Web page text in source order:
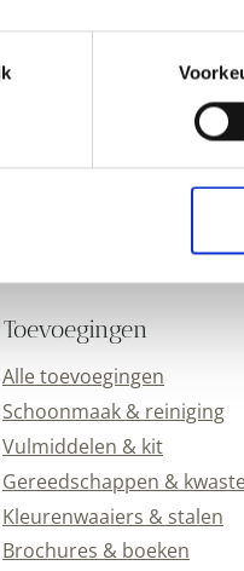
Toevoegingen
Alle toevoegingen
Schoonmaak & reiniging
Vulmiddelen & kit
Gereedschappen &
Kleurenwaaiers & stalen
Brochures & boeken